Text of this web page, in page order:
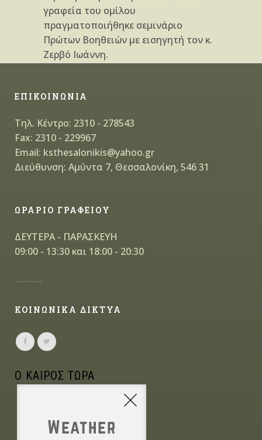
γραφεία του ομίλου
πραγματοποιήθηκε σεμινάριο
Πρώτων Βοηθειών με εισηγητή τον κ.
Ζερβό Ιωάννη.
ΕΠΙΚΟΙΝΩΝΙΑ
Τηλ. Κέντρο: 2310 - 278543
Fax: 2310 - 229967
Email: ksthesalonikis@yahoo.gr
Διεύθυνση: Αμύντα 7, Θεσσαλονίκη, 546 31
ΩΡΑΡΙΟ ΓΡΑΦΕΙΟΥ
ΔΕΥΤΕΡΑ - ΠΑΡΑΣΚΕΥΗ
09:00 - 13:30 και 18:00 - 20:30
-------
ΚΟΙΝΩΝΙΚΑ ΔΙΚΤΥΑ
Ο ΚΑΙΡΟΣ ΤΩΡΑ
Weather